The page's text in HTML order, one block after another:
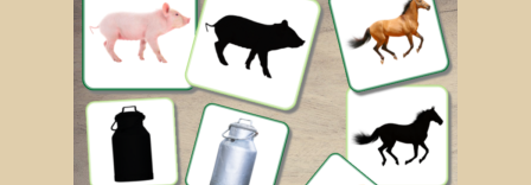
options
peuvent
être
choisies
sur
la